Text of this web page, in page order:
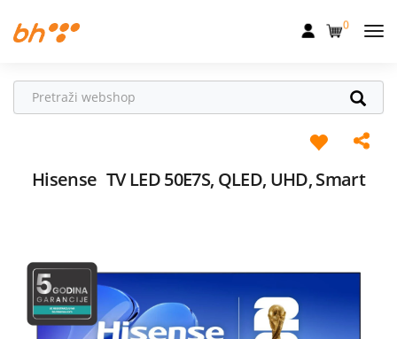
Fiksna
Televizija
Pogodnosti
Akcije
0
Hisense TV LED 50E7S, QLED, UHD, Smart